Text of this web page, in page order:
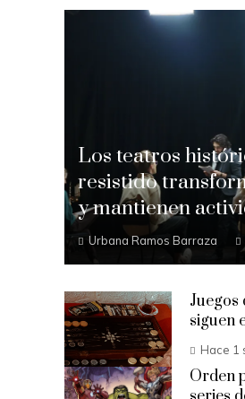
Los teatros
resistido
y mantienen
Urbana Ramos Barraza
Juegos
siguen
Hace 1
Orden